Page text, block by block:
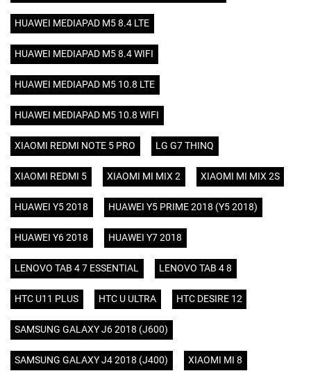
HUAWEI MEDIAPAD M5 8.4 LTE
HUAWEI MEDIAPAD M5 8.4 WIFI
HUAWEI MEDIAPAD M5 10.8 LTE
HUAWEI MEDIAPAD M5 10.8 WIFI
XIAOMI REDMI NOTE 5 PRO LG G7 THINQ
XIAOMI REDMI 5 XIAOMI MI MIX 2 XIAOMI MI MIX 2S
HUAWEI Y5 2018 HUAWEI Y5 PRIME 2018 (Y5 2018)
HUAWEI Y6 2018 HUAWEI Y7 2018
LENOVO TAB 4 7 ESSENTIAL LENOVO TAB 4 8
HTC U11 PLUS HTC U ULTRA HTC DESIRE 12
SAMSUNG GALAXY J6 2018 (J600)
SAMSUNG GALAXY J4 2018 (J400) XIAOMI MI 8